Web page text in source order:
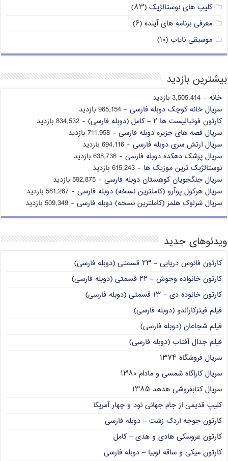
کلیپ های نوستالژیک (۸۳)
معرفی برنامه های آینده (۶)
موسیقی نایاب (۱۰)
بیشترین بازدید
خانه - 3,505,414 بازدید
سریال خانه کوچک دوبله فارسی - 965,154 بازدید
کارتون فوتبالیست ها ۲ – کامل (دوبله فارسی)
- 834,532 بازدید
سریال قصه های جزیره دوبله فارسی - 711,958 بازدید
سریال ارتش سری دوبله فارسی - 694,116 بازدید
سریال پزشک دهکده دوبله فارسی - 638,736 بازدید
نوستالژیک ترین موزیک ها - 615,243 بازدید
سریال جنگجویان کوهستان دوبله فارسی - 592,875 بازدید
سریال هرکول پوآرو (کاملترین نسخه) دوبله فارسی - 581,267 بازدید
سریال شرلوک هلمز (کاملترین نسخه) دوبله فارسی - 509,349 بازدید
ویدئوهای جدید
کارتون فانوس دریایی – ۲۳ قسمتی (دوبله فارسی)
کارتون خانواده وحوش – ۲۲ قسمتی (دوبله فارسی)
کارتون خانوده دی – ۱۳ قسمتی (دوبله فارسی)
فیلم فیتزکارالدو (دوبله فارسی)
فیلم شجاعان (دوبله فارسی)
فیلم جدال آفتاب (دوبله فارسی)
سریال فروشگاه ۱۳۷۴
سریال کاراگاه شمسی و مادام ۱۳۸۰
سریال کتابفروشی هدهد ۱۳۸۵
کلیپ قدیمی از جام جهانی نود و چهار آمریکا
کارتون جوجه اردک زشت – دوبله فارسی
کارتون عروسکی هادی و هدی – کامل
کارتون میکی و ساقه لوبیا – دوبله فارسی